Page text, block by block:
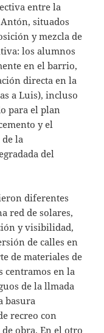
entre la
situados
y mezcla de
los alumnos
en el barrio,
directa en la
a Luis), incluso
para el plan
y el
la
del
diferentes
red de solares,
y visibilidad,
de calles en
de materiales de
centramos en la
de la llmada
basura
recreo con
obra. En el otro